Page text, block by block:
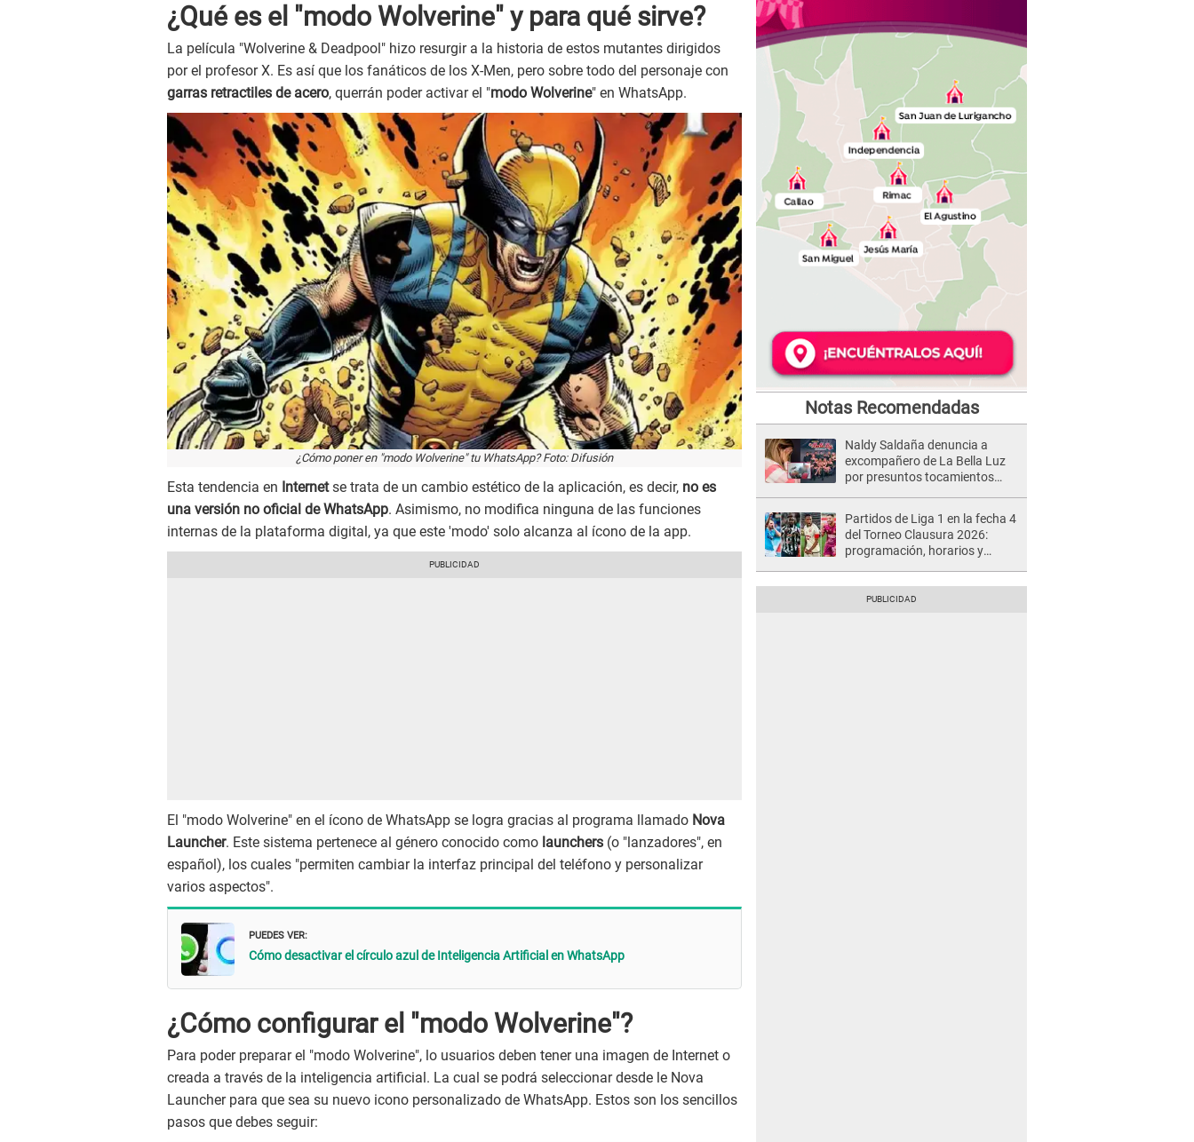
¿Qué es el "modo Wolverine" y para qué sirve?
La película "Wolverine & Deadpool" hizo resurgir a la historia de estos mutantes dirigidos
por el profesor X. Es así que los fanáticos de los X-Men, pero sobre todo del personaje con
garras retractiles de acero, querrán poder activar el "modo Wolverine" en WhatsApp.
¿Cómo poner en "modo Wolverine" tu WhatsApp? Foto: Difusión
Esta tendencia en Internetse trata de un cambio estético de la aplicación, es decir, no es
una versión no oficial de WhatsApp. Asimismo, no modifica ninguna de las funciones
internas de la plataforma digital, ya que este 'modo' solo alcanza al ícono de la app.
El "modo Wolverine" en el ícono de WhatsApp se logra gracias al programa llamado Nova
Launcher. Este sistema pertenece al género conocido como launchers (o "lanzadores", en
español), los cuales "permiten cambiar la interfaz principal del teléfono y personalizar
varios aspectos".
PUEDES VER:
Cómo desactivar el círculo azul de Inteligencia Artificial en WhatsApp
¿Cómo configurar el "modo Wolverine"?
Para poder preparar el "modo Wolverine", lo usuarios deben tener una imagen de Internet o
creada a través de la inteligencia artificial. La cual se podrá seleccionar desde le Nova
Launcher para que sea su nuevo icono personalizado de WhatsApp. Estos son los sencillos
pasos que debes seguir:
Notas Recomendadas
Naldy Saldaña denuncia a
excompañero de La Bella Luz
por presuntos tocamientos
Partidos de Liga 1 en la fecha 4
del Torneo Clausura 2026:
programación, horarios y